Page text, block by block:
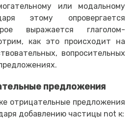
или модальному
этому опровергается
выражается глаголом-
как это происходит на
вопросительных
предложения
отрицательные предложения
добавлению частицы not к: